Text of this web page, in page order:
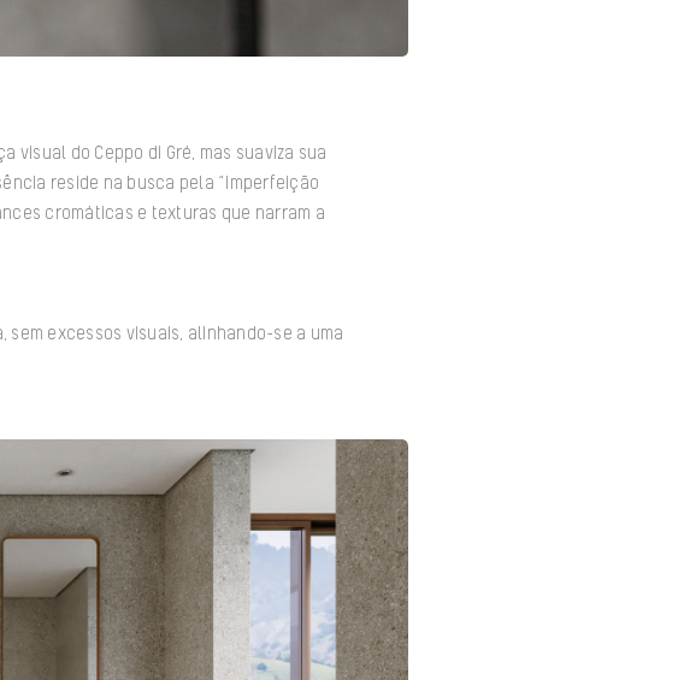
visual do Ceppo di Gré, mas suaviza sua
reside na busca pela “imperfeição
cromáticas e texturas que narram a
excessos visuais, alinhando-se a uma